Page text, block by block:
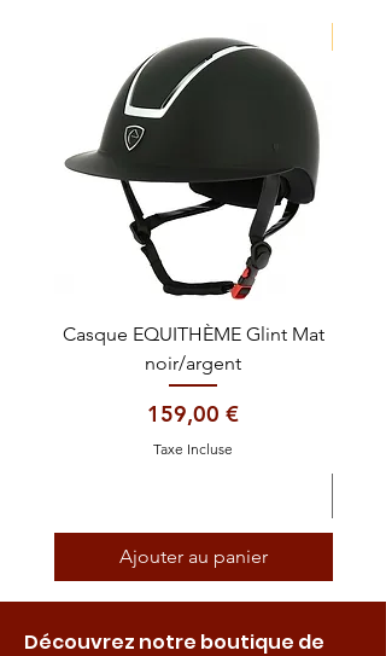
Casque EQUITHÈME Glint Mat
noir/argent
Prix
159,00 €
Taxe Incluse
Ajouter au panier
Découvrez notre boutique de